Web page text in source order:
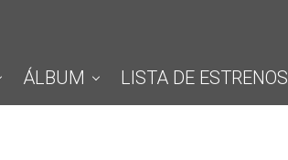
ÁLBUM LISTA DE ESTRENOS